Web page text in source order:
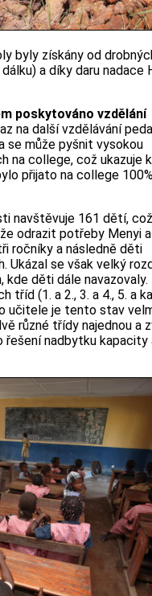
byly získány od
a díky daru nadace
poskytováno vzdělání
na další vzdělávání
se může pyšnit vysokou
na college, což ukazuje
přijato na college
navštěvuje 161 dětí,
odrazit potřeby Menyi a
ročníky a následně děti
Ukázal se však velký
kde děti dále
tříd (1. a 2., 3. a 4., 5. a
učitele je tento stav
různé třídy najednou a
nadbytku kapacity